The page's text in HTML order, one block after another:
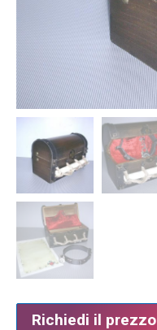
Richiedi il prezzo